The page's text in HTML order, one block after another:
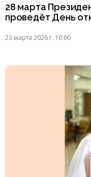
28 марта
проведёт День
23 марта 2026 г. 10:00